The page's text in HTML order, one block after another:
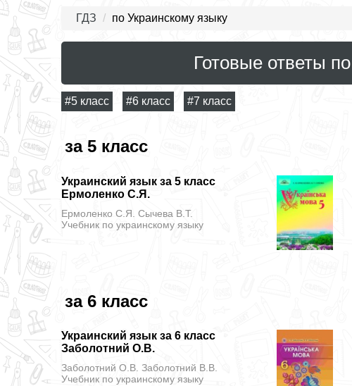
ГДЗ по Украинскому языку
Готовые ответы
#5 класс #6 класс #7 класс
за 5 класс
Украинский язык за 5 класс
Ермоленко С.Я.
Ермоленко С.Я. Сычева В.Т.
Учебник по украинскому языку
за 6 класс
Украинский язык за 6 класс
Заболотний О.В.
Заболотний О.В. Заболотний В.В.
Учебник по украинскому языку